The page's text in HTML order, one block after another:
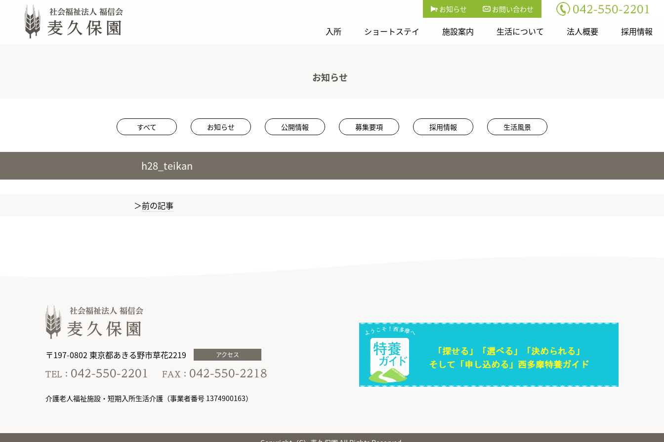
お知らせ お問い合わせ
入所 ショートステイ 施設案内 生活について 法人概要 採用情報
お知らせ
すべて お知らせ 公開情報 募集要項 採用情報 生活風景
h28_teikan
前の記事
〒197-0802 東京都あきる野市草花2219 アクセス
介護老人福祉施設・短期入所生活介護（事業者番号 1374900163）